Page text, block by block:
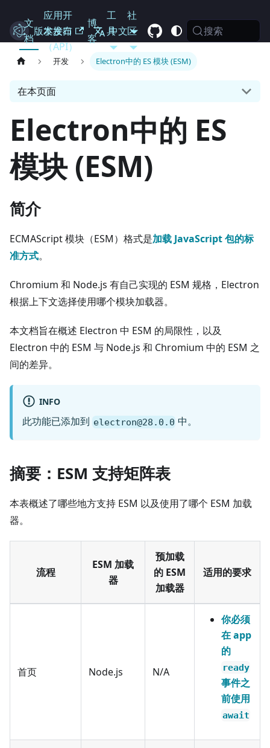
Electron
文
档
应用开
发接口
（API）
博
客
工
具
社
区
版本发布 中文 搜索
开发 Electron中的 ES 模块 (ESM)
在本页面
Electron中的 ES
模块 (ESM)
简介
ECMAScript 模块（ESM）格式是加载 JavaScript 包的标
准方式。
Chromium 和 Node.js 有自己实现的 ESM 规格，Electron
根据上下文选择使用哪个模块加载器。
本文档旨在概述 Electron 中 ESM 的局限性，以及
Electron 中的 ESM 与 Node.js 和 Chromium 中的 ESM 之
间的差异。
INFO
此功能已添加到 electron@28.0.0 中。
摘要：ESM 支持矩阵表
本表概述了哪些地方支持 ESM 以及使用了哪个 ESM 加载
器。
流程
ESM 加载
器
预加载
的 ESM
加载器
适用的要求
首页 Node.js N/A
你必须
在 app
的
ready
事件之
前使用
await